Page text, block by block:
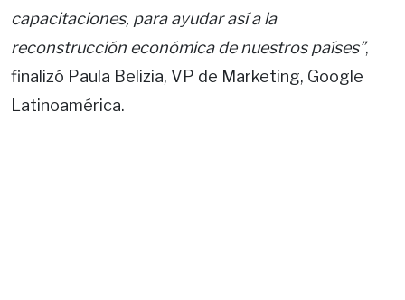
capacitaciones, para ayudar así a la
reconstrucción económica de nuestros países”,
finalizó Paula Belizia, VP de Marketing, Google
Latinoamérica.